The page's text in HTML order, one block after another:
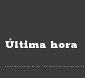
Última hora